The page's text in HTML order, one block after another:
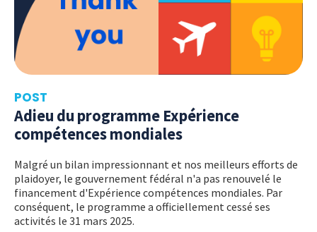
POST
Adieu du programme Expérience
compétences mondiales
Malgré un bilan impressionnant et nos meilleurs efforts de
plaidoyer, le gouvernement fédéral n'a pas renouvelé le
financement d'Expérience compétences mondiales. Par
conséquent, le programme a officiellement cessé ses
activités le 31 mars 2025.